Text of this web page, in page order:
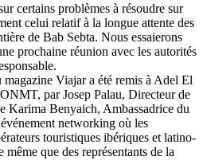
certains problèmes à résoudre sur
celui relatif à la longue attente des
de Bab Sebta. Nous essaierons
prochaine réunion avec les autorités
Viajar a été remis à Adel El
par Josep Palau, Directeur de
Karima Benyaich, Ambassadrice du
networking où les
touristiques ibériques et latino-
même que des représentants de la